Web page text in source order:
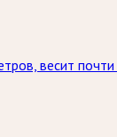
весит